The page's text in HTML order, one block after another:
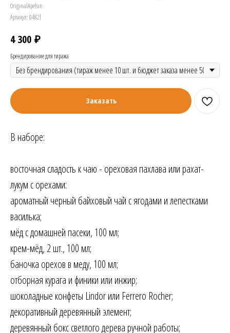
OriginalApelsin
Артикул:0482f
4 300 ₽
Брендирование для тиража
Заказать
В наборе:
восточная сладость к чаю - ореховая пахлава или рахат-
лукум с орехами:
ароматный черный байховый чай с ягодами и лепестками
василька;
мёд с домашней пасеки, 100 мл;
крем-мёд, 2 шт., 100 мл;
баночка орехов в меду, 100 мл;
отборная курага и финики или инжир;
шоколадные конфеты Lindor или Ferrero Rocher;
декоративный деревянный элемент;
деревянный бокс светлого дерева ручной работы;